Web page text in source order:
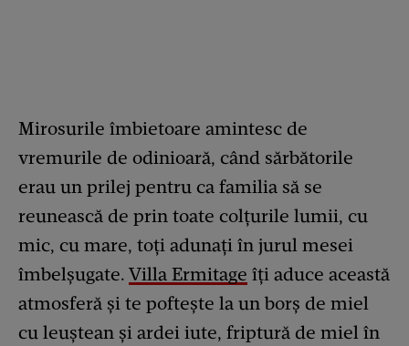
Mirosurile îmbietoare amintesc de
vremurile de odinioară, când sărbătorile
erau un prilej pentru ca familia să se
reunească de prin toate colțurile lumii, cu
mic, cu mare, toți adunați în jurul mesei
îmbelșugate. Villa Ermitage îți aduce această
atmosferă și te poftește la un borș de miel
cu leuștean și ardei iute, friptură de miel în